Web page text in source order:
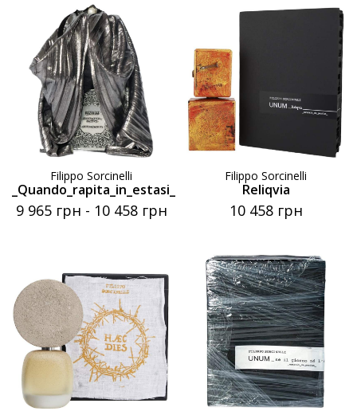
Filippo Sorcinelli
_Quando_rapita_in_estasi_
9 965 грн - 10 458 грн
Filippo Sorcinelli
Reliqvia
10 458 грн